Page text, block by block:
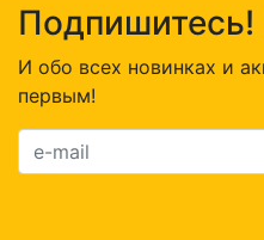
Подпишитесь!
И обо всех новинках и
первым!